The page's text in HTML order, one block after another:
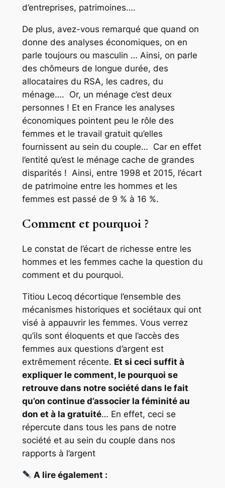
d’entreprises, patrimoines….
De plus, avez-vous remarqué que quand on
donne des analyses économiques, on en
parle toujours ou masculin … Ainsi, on parle
des chômeurs de longue durée, des
allocataires du RSA, les cadres, du
ménage…. Or, un ménage c’est deux
personnes ! Et en France les analyses
économiques pointent peu le rôle des
femmes et le travail gratuit qu’elles
fournissent au sein du couple… Car en effet
l’entité qu’est le ménage cache de grandes
disparités ! Ainsi, entre 1998 et 2015, l’écart
de patrimoine entre les hommes et les
femmes est passé de 9 % à 16 %.
Comment et pourquoi ?
Le constat de l’écart de richesse entre les
hommes et les femmes cache la question du
comment et du pourquoi.
Titiou Lecoq décortique l’ensemble des
mécanismes historiques et sociétaux qui ont
visé à appauvrir les femmes. Vous verrez
qu’ils sont éloquents et que l’accès des
femmes aux questions d’argent est
extrêmement récente. Et si ceci suffit à
expliquer le comment, le pourquoi se
retrouve dans notre société dans le fait
qu’on continue d’associer la féminité au
don et à la gratuité… En effet, ceci se
répercute dans tous les pans de notre
société et au sein du couple dans nos
rapports à l’argent
A lire également :